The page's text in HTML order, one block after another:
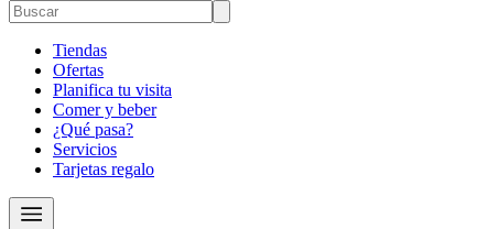
Tiendas
Ofertas
Planifica tu visita
Comer y beber
¿Qué pasa?
Servicios
Tarjetas regalo